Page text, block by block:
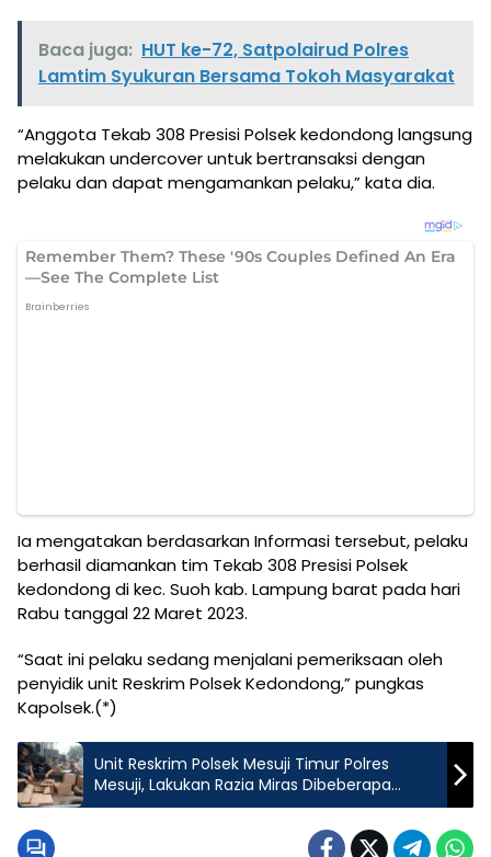
Baca juga: HUT ke-72, Satpolairud Polres
Lamtim Syukuran Bersama Tokoh Masyarakat
“Anggota Tekab 308 Presisi Polsek kedondong langsung
melakukan undercover untuk bertransaksi dengan
pelaku dan dapat mengamankan pelaku,” kata dia.
Ia mengatakan berdasarkan Informasi tersebut, pelaku
berhasil diamankan tim Tekab 308 Presisi Polsek
kedondong di kec. Suoh kab. Lampung barat pada hari
Rabu tanggal 22 Maret 2023.
“Saat ini pelaku sedang menjalani pemeriksaan oleh
penyidik unit Reskrim Polsek Kedondong,” pungkas
Kapolsek.(*)
Unit Reskrim Polsek Mesuji Timur Polres
Mesuji, Lakukan Razia Miras Dibeberapa
Warung